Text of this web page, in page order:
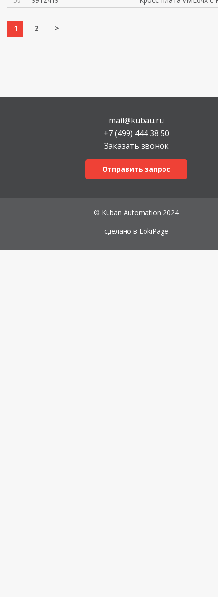
1 2 >
mail@kubau.ru
+7 (499) 444 38 50
Заказать звонок
Отправить запрос
© Kuban Automation 2024
сделано в LokiPage